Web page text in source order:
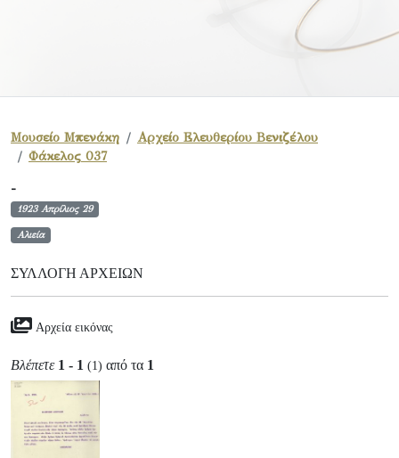
Μουσείο Μπενάκη
Αρχείο Ελευθερίου Βενιζέλου
Φάκελος 037
-
1923 Απρίλιος 29
Αλιεία
ΣΥΛΛΟΓΉ ΑΡΧΕΊΩΝ
Αρχεία εικόνας
Βλέπετε 1 - 1 (1) από τα 1